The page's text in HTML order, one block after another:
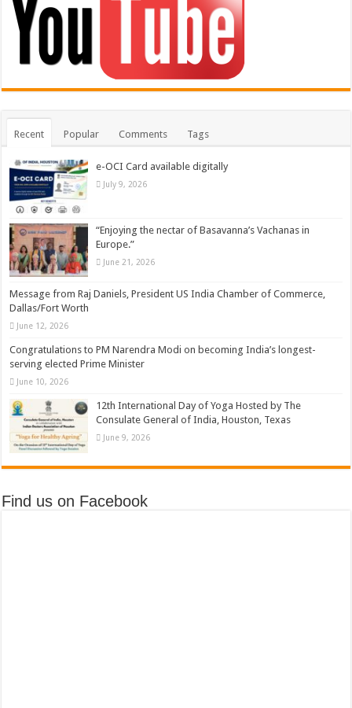
Recent Popular Comments Tags
e-OCI Card available digitally
July 9, 2026
“Enjoying the nectar of Basavanna’s Vachanas in
Europe.”
June 21, 2026
Message from Raj Daniels, President US India Chamber of Commerce,
Dallas/Fort Worth
June 12, 2026
Congratulations to PM Narendra Modi on becoming India’s longest-
serving elected Prime Minister
June 10, 2026
12th International Day of Yoga Hosted by The
Consulate General of India, Houston, Texas
June 9, 2026
Find us on Facebook